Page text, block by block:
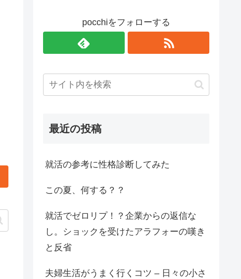
pocchiをフォローする
最近の投稿
就活の参考に性格診断してみた
この夏、何する？？
就活でゼロリプ！？企業からの返信な
し。ショックを受けたアラフォーの嘆き
と反省
夫婦生活がうまく行くコツ – 日々の小さ